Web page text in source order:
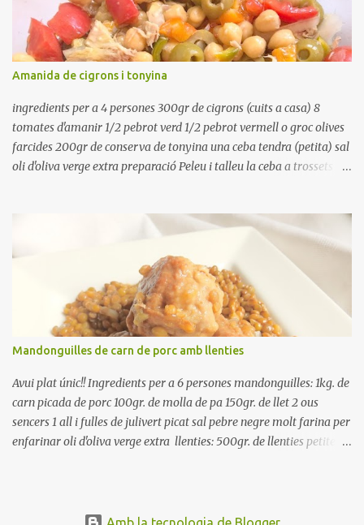
be, sense bullir i sempre sempre, amb l'olla tapada, entre 1 hora i 1
hora i mitja. Saleu 10 minuts abans de retirar del foc. Heu de veure
vosaltres el moment en que ja estan cuites. Anotacions Deixeu
refredar en la mateixa olla. El caldo de coure els fesols, es pot
utilitzar per una crema o sopa. Ingredientes judias -agua -sal
Preparación Ponga las judías a r...
Amanida de cigrons i tonyina
ingredients per a 4 persones 300gr de cigrons (cuits a casa) 8
tomates d'amanir 1/2 pebrot verd 1/2 pebrot vermell o groc olives
farcides 200gr de conserva de tonyina una ceba tendra (petita) sal
oli d'oliva verge extra preparació Peleu i talleu la ceba a trossets i
Renteu les tomates i talleu-les a octaus. Talleu les olives a
rodanxes. Una hora abans de portar a la taula, poseu els cigrons,
ben escorreguts, en un bol, amb la resta d'ingredients: les tomates,
el pebrot, la ceba, (escorreguda), les olives i la tonyina esmicolada.
Amaniu amb sal i oli... bon profit!!
Mandonguilles de carn de porc amb llenties
Avui plat únic!! Ingredients per a 6 persones mandonguilles: 1kg. de
carn picada de porc 100gr. de molla de pa 150gr. de llet 2 ous
sencers 1 all i fulles de julivert picat sal pebre negre molt farina per
enfarinar oli d'oliva verge extra llenties: 500gr. de llenties petites
entre 40 i 50 minuts. Poseu la carn picada en un bol i barregeu-la